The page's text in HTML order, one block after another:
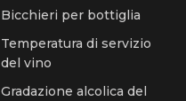
Bicchieri per bottiglia
Temperatura di servizio
del vino
Gradazione alcolica del